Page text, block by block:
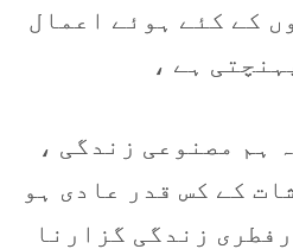
کے کئے ہوئے اعمال
ہے ،
ہم مصنوعی زندگی ،
کے کس قدر عادی ہو
زندگی گزارنا